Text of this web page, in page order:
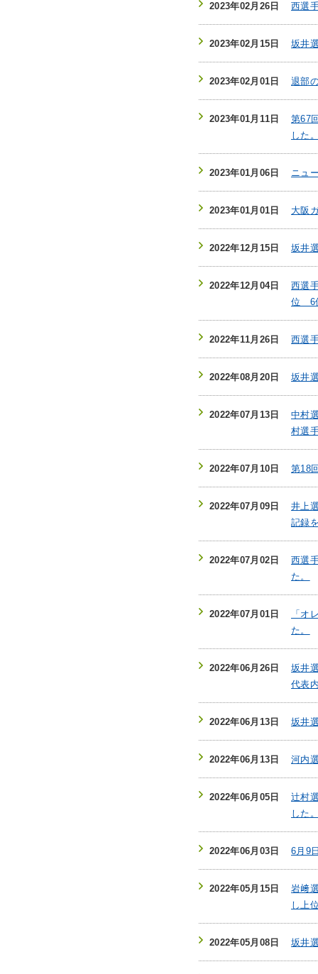
2023年02月26日 西選
2023年02月15日 坂井
2023年02月01日 退部
2023年01月11日
第67
した
2023年01月06日 ニュ
2023年01月01日 大阪
2022年12月15日 坂井
2022年12月04日
西選
位 6
2022年11月26日 西選
2022年08月20日 坂井
2022年07月13日
中村
村選
2022年07月10日 第18
2022年07月09日
井上
記録
2022年07月02日
西選
た。
2022年07月01日
「オ
た。
2022年06月26日
坂井
代表
2022年06月13日 坂井
2022年06月13日 河内
2022年06月05日
辻村
した
2022年06月03日 6月9
2022年05月15日
岩﨑
し上
2022年05月08日 坂井